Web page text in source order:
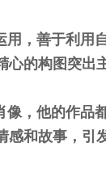
，善于利用
的构图突出
，他的作品
和故事，引